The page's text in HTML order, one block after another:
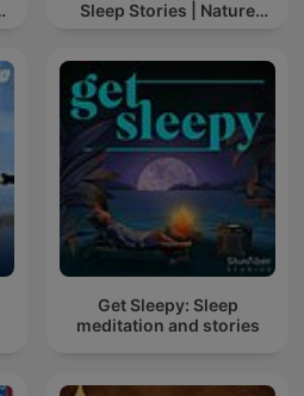
Sleep Stories | Nature
Get Sleepy: Sleep
meditation and stories